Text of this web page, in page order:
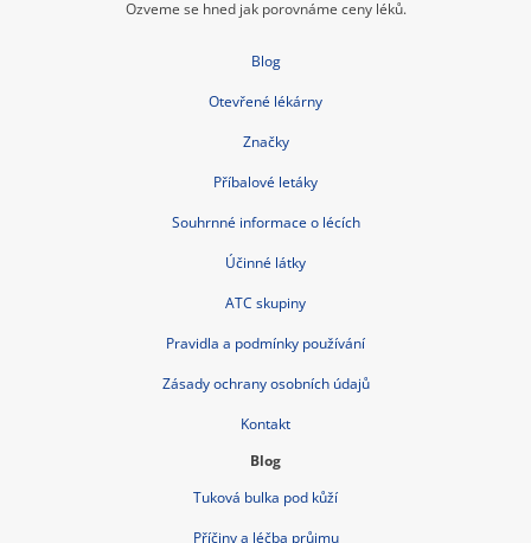
Ozveme se hned jak porovnáme ceny léků.
Blog
Otevřené lékárny
Značky
Příbalové letáky
Souhrnné informace o lécích
Účinné látky
ATC skupiny
Pravidla a podmínky používání
Zásady ochrany osobních údajů
Kontakt
Blog
Tuková bulka pod kůží
Příčiny a léčba průjmu